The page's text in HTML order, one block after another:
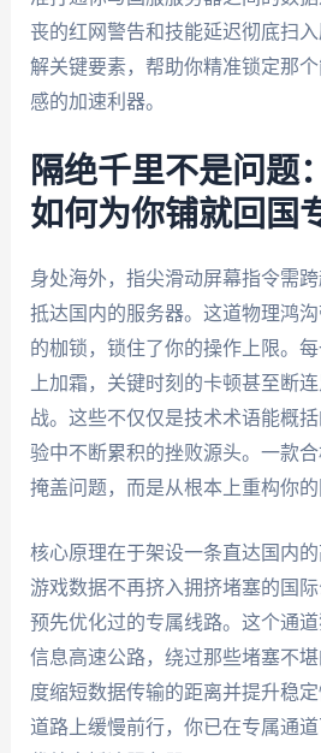
丧的红网警告和技能延迟彻底扫
解关键要素，帮助你精准锁定那
感的加速利器。
隔绝千里不是问题
如何为你铺就回国
身处海外，指尖滑动屏幕指令需
抵达国内的服务器。这道物理鸿
的枷锁，锁住了你的操作上限。
上加霜，关键时刻的卡顿甚至断
战。这些不仅仅是技术术语能概
验中不断累积的挫败源头。一款
掩盖问题，而是从根本上重构你的
核心原理在于架设一条直达国内
游戏数据不再挤入拥挤堵塞的国
预先优化过的专属线路。这个通
信息高速公路，绕过那些堵塞不
度缩短数据传输的距离并提升稳
道路上缓慢前行，你已在专属通